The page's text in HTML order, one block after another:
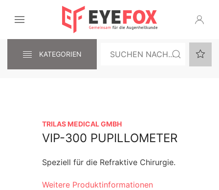
KATEGORIEN
TRILAS MEDICAL GMBH
VIP-300 PUPILLOMETER
Speziell für die Refraktive Chirurgie.
Weitere Produktinformationen